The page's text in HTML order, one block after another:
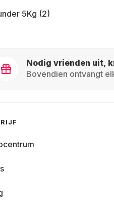
5Kg (2)
Nodig vrienden uit,
Bovendien ontvangt